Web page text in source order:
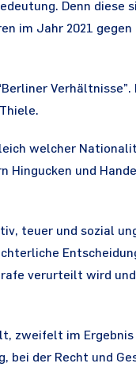
Denn diese
im Jahr 2021 gegen
Verhältnisse”.
welcher
Hingucken und
teuer und sozial
verurteilt wird
zweifelt im Ergebnis
bei der Recht und